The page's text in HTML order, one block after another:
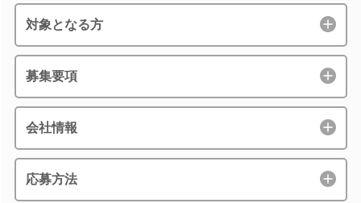
対象となる方
募集要項
会社情報
応募方法